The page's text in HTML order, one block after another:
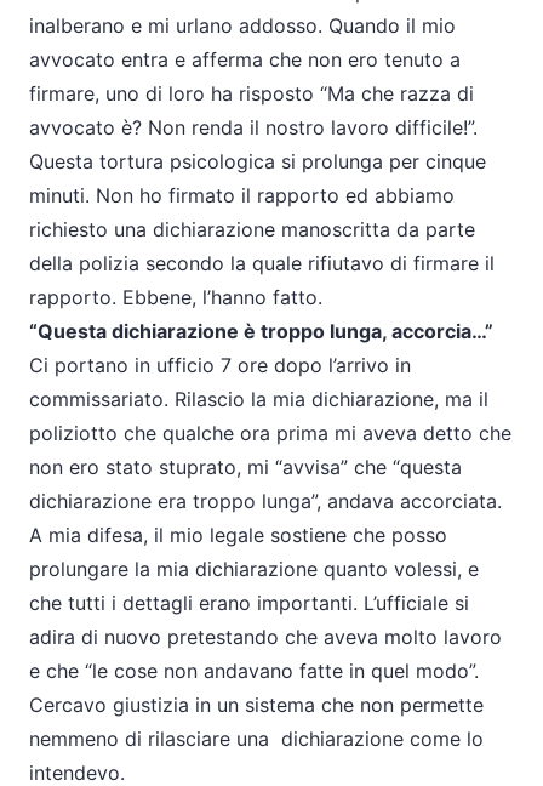
inalberano e mi urlano addosso. Quando il mio
avvocato entra e afferma che non ero tenuto a
firmare, uno di loro ha risposto “Ma che razza di
avvocato è? Non renda il nostro lavoro difficile!”.
Questa tortura psicologica si prolunga per cinque
minuti. Non ho firmato il rapporto ed abbiamo
richiesto una dichiarazione manoscritta da parte
della polizia secondo la quale rifiutavo di firmare il
rapporto. Ebbene, l’hanno fatto.
“Questa dichiarazione è troppo lunga, accorcia…”
Ci portano in ufficio 7 ore dopo l’arrivo in
commissariato. Rilascio la mia dichiarazione, ma il
poliziotto che qualche ora prima mi aveva detto che
non ero stato stuprato, mi “avvisa” che “questa
dichiarazione era troppo lunga”, andava accorciata.
A mia difesa, il mio legale sostiene che posso
prolungare la mia dichiarazione quanto volessi, e
che tutti i dettagli erano importanti. L’ufficiale si
adira di nuovo pretestando che aveva molto lavoro
e che “le cose non andavano fatte in quel modo”.
Cercavo giustizia in un sistema che non permette
nemmeno di rilasciare una dichiarazione come lo
intendevo.